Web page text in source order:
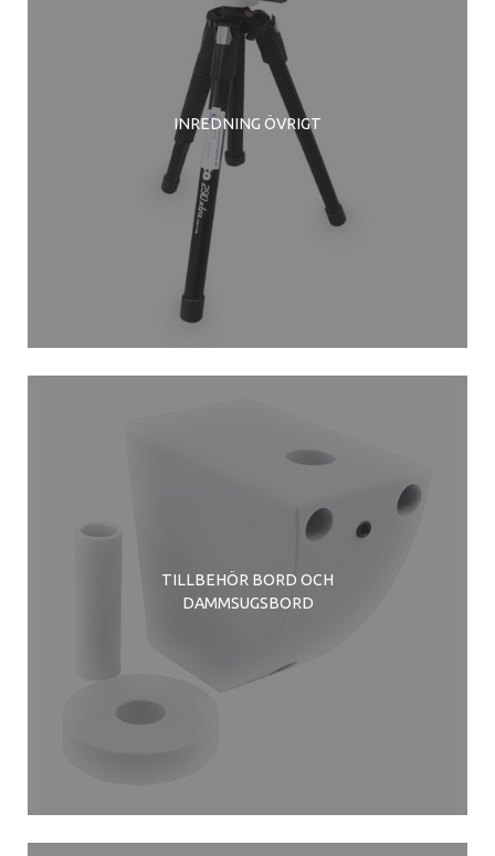
INREDNING ÖVRIGT
TILLBEHÖR BORD OCH
DAMMSUGSBORD